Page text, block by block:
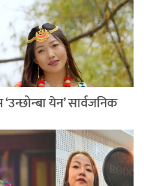
येन’ सार्वजनिक